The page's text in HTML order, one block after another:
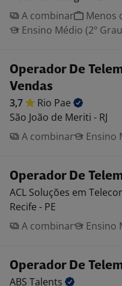
A combinar
Menos
Ensino Médio (2º
Operador De
Vendas
3,7 Rio Pae
São João de Meriti - RJ
A combinar
Ensino
Operador De
ACL Soluções em
Recife - PE
A combinar
Ensino
Operador De
ABS Talents